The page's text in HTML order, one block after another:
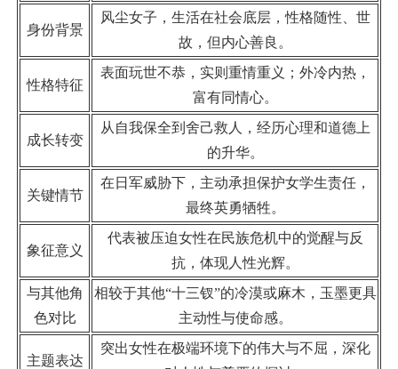
身份背景
风尘女子，生活在社会底层，性格随性、世
故，但内心善良。
性格特征
表面玩世不恭，实则重情重义；外冷内热，
富有同情心。
成长转变
从自我保全到舍己救人，经历心理和道德上
的升华。
关键情节
在日军威胁下，主动承担保护女学生责任，
最终英勇牺牲。
象征意义
代表被压迫女性在民族危机中的觉醒与反
抗，体现人性光辉。
与其他角
色对比
相较于其他“十三钗”的冷漠或麻木，玉墨更具
主动性与使命感。
主题表达
突出女性在极端环境下的伟大与不屈，深化